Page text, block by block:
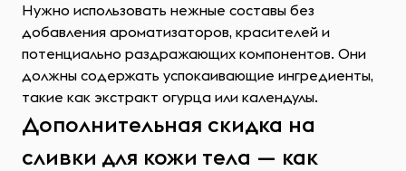
Нужно использовать нежные составы без
добавления ароматизаторов, красителей и
потенциально раздражающих компонентов. Они
должны содержать успокаивающие ингредиенты,
такие как экстракт огурца или календулы.
Дополнительная скидка на
сливки для кожи тела — как